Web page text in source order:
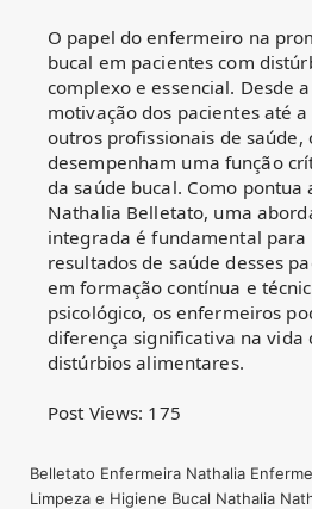
O papel do enfermeiro na
bucal em pacientes com
complexo e essencial. Desde
motivação dos pacientes até
outros profissionais de saúde,
desempenham uma função
da saúde bucal. Como pontua
Nathalia Belletato, uma
integrada é fundamental
resultados de saúde desses
em formação contínua e
psicológico, os enfermeiros
diferença significativa na vida
distúrbios alimentares.
Post Views: 175
Belletato Enfermeira Nathalia
Limpeza e Higiene Bucal Nathalia